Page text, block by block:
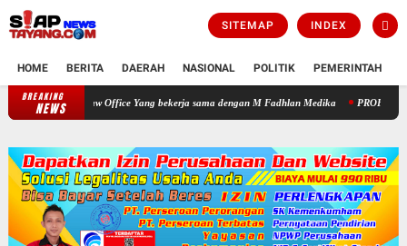
SITEMAP INDEX
HOME BERITA DAERAH NASIONAL POLITIK PEMERINTAH
BREAKING
NEWS Warga Apresiasi Pengobatan Gratis yang Digelar HNP Law Office Yang